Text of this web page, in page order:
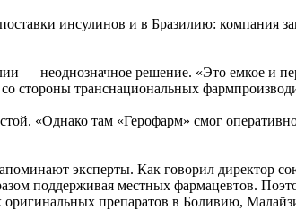
инсулинов и в Бразилию: компания
— неоднозначное решение. «Это емкое и
стороны транснациональных
«Однако там «Герофарм» смог
эксперты. Как говорил директор
поддерживая местных фармацевтов.
оригинальных препаратов в Боливию,